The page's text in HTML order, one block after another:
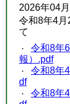
2026年04
令和8年4
て
令和8年
報）.pdf
令和8年
df
令和8年